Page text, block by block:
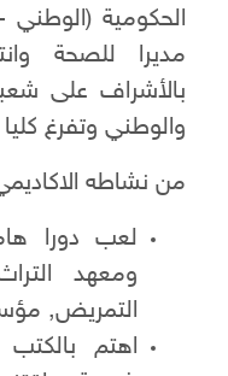
الحكومية (الوطني
مديرا للصحة
بالأشراف على
والوطني وتفرغ
من نشاطه
لعب دورا
ومعهد
التمريض,
اهتم بالكتب